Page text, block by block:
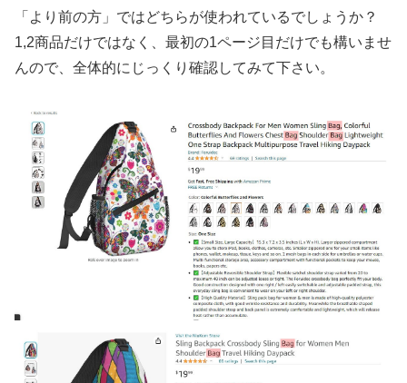
「より前の方」ではどちらが使われているでしょうか？
1,2商品だけではなく、最初の1ページ目だけでも構いませ
んので、全体的にじっくり確認してみて下さい。